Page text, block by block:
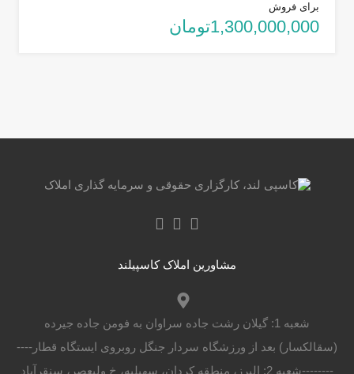
برای فروش
1,300,000,000تومان
مشاورین املاک کاسپیلند
شعبه 1: گیلان رشت جاده سراوان به فومن جاده جیرده
(سقالکسار) بعد از ورزشگاه سردار جنگل روبروی ایستگاه قطار----
--------شعبه 2: البرز، منطقه کردان، سهیلیه، خ ولیعصر، سنقرآباد